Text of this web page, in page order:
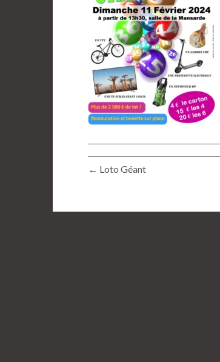
← Loto Géant